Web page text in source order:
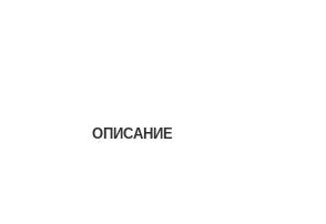
ОПИСАНИЕ